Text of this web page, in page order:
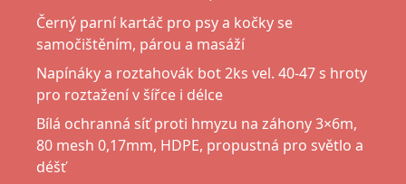
Černý parní kartáč pro psy a kočky se
samočištěním, párou a masáží
Napínáky a roztahovák bot 2ks vel. 40-47 s hroty
pro roztažení v šířce i délce
Bílá ochranná síť proti hmyzu na záhony 3×6m,
80 mesh 0,17mm, HDPE, propustná pro světlo a
déšť